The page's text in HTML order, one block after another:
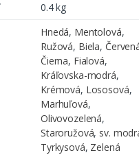
0.4 kg
Hnedá, Mentolová,
Ružová, Biela,
Čierna, Fialová,
Kráľovska-modrá,
Krémová, Lososová,
Marhuľová,
Olivovozelená,
Staroružová, sv.
Tyrkysová, Zelená